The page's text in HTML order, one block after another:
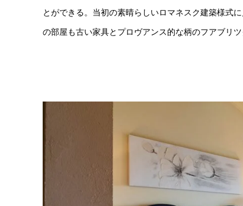
とができる。当初の素晴らしいロマネスク建築様式
の部屋も古い家具とプロヴアンス的な柄のフアブリツ